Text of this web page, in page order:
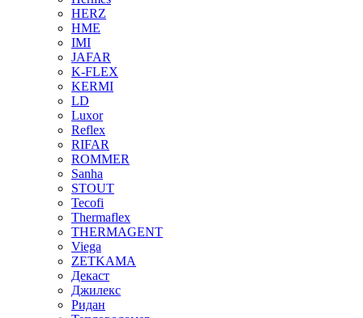
HERZ
HME
IMI
JAFAR
K-FLEX
KERMI
LD
Luxor
Reflex
RIFAR
ROMMER
Sanha
STOUT
Tecofi
Thermaflex
THERMAGENT
Viega
ZETKAMA
Декаст
Джилекс
Ридан